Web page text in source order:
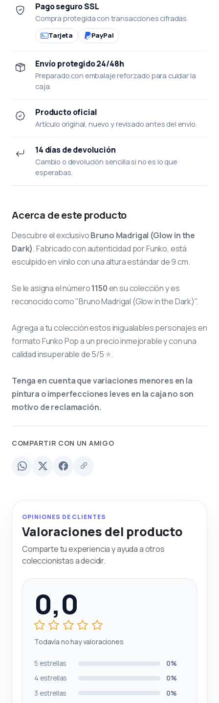
Pago seguro SSL
Compra protegida con transacciones cifradas.
Tarjeta PayPal
Envío protegido 24/48h
Preparado con embalaje reforzado para cuidar la
caja.
Producto oficial
Artículo original, nuevo y revisado antes del envío.
14 días de devolución
Cambio o devolución sencilla si no es lo que
esperabas.
Acerca de este producto
Descubre el exclusivoBruno Madrigal (Glow in the
Dark). Fabricado con autenticidad por Funko, está
esculpido en vinilo con una altura estándar de 9 cm.
Se le asigna el número1150en su colección y es
reconocido como "Bruno Madrigal (Glow in the Dark)".
Agrega a tu colección estos inigualables personajes en
formato Funko Pop a un precio inmejorable y con una
calidad insuperable de 5/5 ⭐.
Tenga en cuenta que variaciones menores en la
pintura o imperfecciones leves en la caja no son
motivo de reclamación.
COMPARTIR CON UN AMIGO
OPINIONES DE CLIENTES
Valoraciones del producto
Comparte tu experiencia y ayuda a otros
coleccionistas a decidir.
0,0
Todavía no hay valoraciones
5 estrellas
0%
4 estrellas
0%
3 estrellas
0%